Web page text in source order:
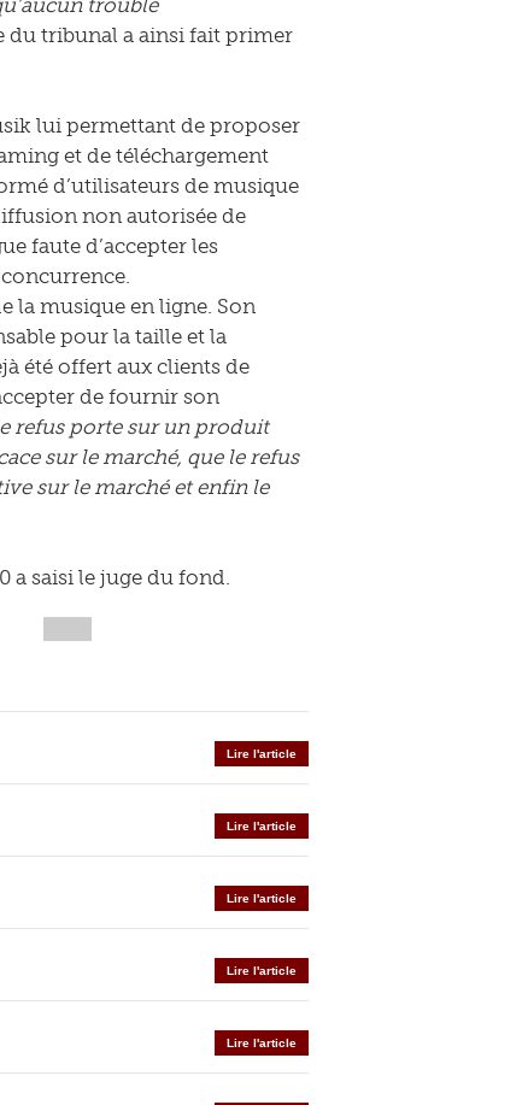
trouble
du tribunal a ainsi fait primer
lui permettant de proposer
et de téléchargement
d’utilisateurs de musique
non autorisée de
faute d’accepter les
la musique en ligne. Son
pour la taille et la
été offert aux clients de
de fournir son
refus porte sur un produit
sur le marché, que le refus
sur le marché et enfin le
a saisi le juge du fond.
Lire l'article
Lire l'article
Lire l'article
Lire l'article
Lire l'article